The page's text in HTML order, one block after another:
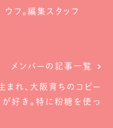
ウフ。編集スタッフ
メンバーの記事一覧
まれ、大阪育ちのコピー
好き。特に粉糖を使っ